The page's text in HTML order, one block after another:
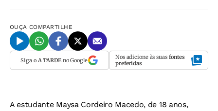
OUÇA COMPARTILHE
Siga o A TARDEno Google Nos adicione às suas fontes
preferidas
A estudante Maysa Cordeiro Macedo, de 18 anos,